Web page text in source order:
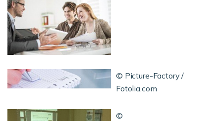
© Picture-Factory /
Fotolia.com
©